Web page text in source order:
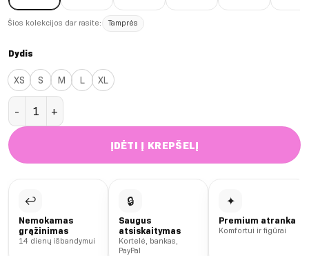
Šios kolekcijos dar rasite: Tamprės
Dydis
XS S M L
XL
produkto kiekis: Red Second Skin Long liemenėlė
ĮDĖTI Į KREPŠELĮ
↩
Nemokamas
grąžinimas
14 dienų išbandymui
🔒
Saugus
atsiskaitymas
Kortelė, bankas,
PayPal
✦
Premium atranka
Komfortui ir figūrai